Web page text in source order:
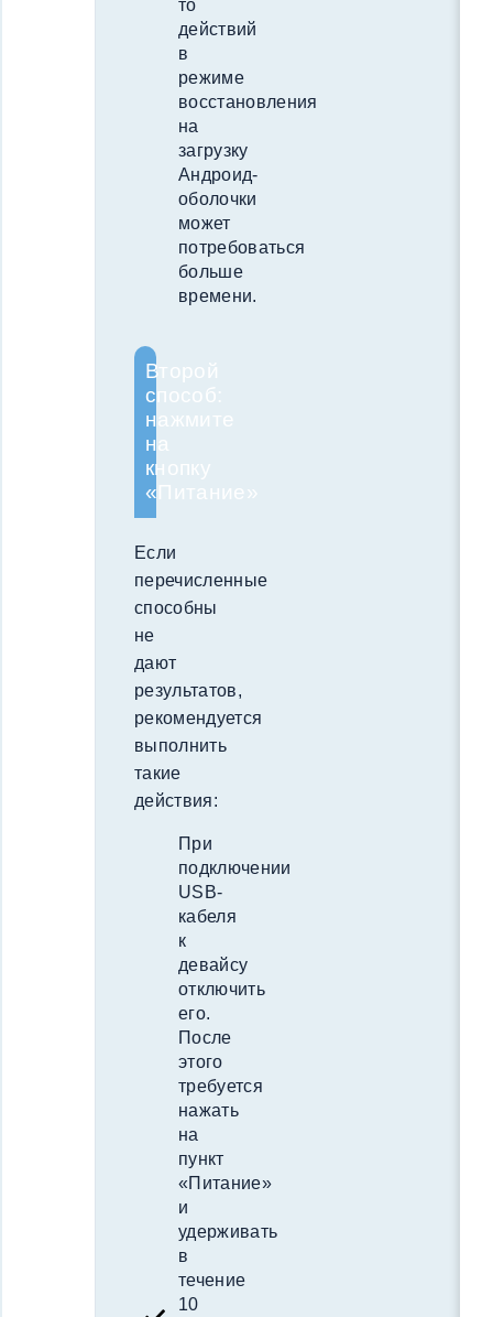
то
действий
в
режиме
восстановления
на
загрузку
Андроид-
оболочки
может
потребоваться
больше
времени.
Второй
способ:
нажмите
на
кнопку
«Питание»
Если
перечисленные
способны
не
дают
результатов,
рекомендуется
выполнить
такие
действия:
При
подключении
USB-
кабеля
к
девайсу
отключить
его.
После
этого
требуется
нажать
на
пункт
«Питание»
и
удерживать
в
течение
10